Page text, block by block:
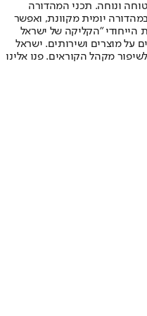
ונוחה. תכני המהדורה
יומית מקוונת, ואפשר
הייחודי "הקליקה של ישראל
על מוצרים ושירותים. ישראל
מקהל הקוראים. פנו אלינו